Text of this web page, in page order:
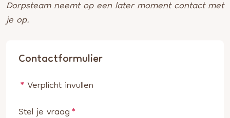
Dorpsteam neemt op een later moment contact met
je op.
Contactformulier
*Verplicht invullen
Stel je vraag*